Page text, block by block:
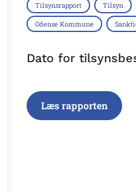
Tilsynsrapport Tilsyn
Odense Kommune
Dato for
Læs rapporten